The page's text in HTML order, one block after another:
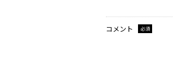
コメント 必須